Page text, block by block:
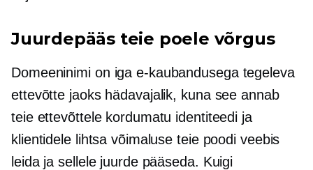
Juurdepääs teie poele võrgus
Domeeninimi on iga e-kaubandusega tegeleva
ettevõtte jaoks hädavajalik, kuna see annab
teie ettevõttele kordumatu identiteedi ja
klientidele lihtsa võimaluse teie poodi veebis
leida ja sellele juurde pääseda. Kuigi